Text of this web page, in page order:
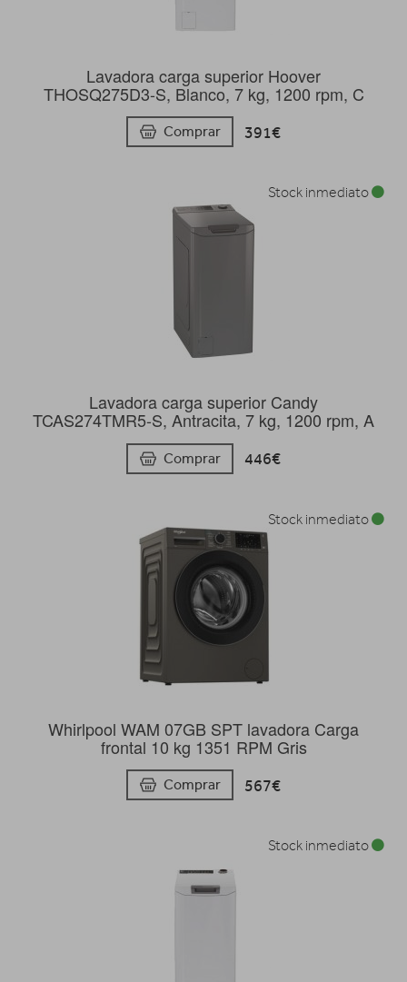
Lavadora carga superior Hoover
THOSQ275D3-S, Blanco, 7 kg, 1200 rpm, C
Comprar 391€
Lavadora carga superior Candy
TCAS274TMR5-S, Antracita, 7 kg, 1200 rpm, A
Comprar 446€
Stock inmediato
Whirlpool WAM 07GB SPT lavadora Carga
frontal 10 kg 1351 RPM Gris
Comprar 567€
Stock inmediato
Stock inmediato